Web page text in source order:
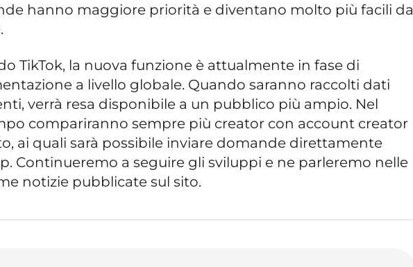
hanno maggiore priorità e diventano molto più facili da
TikTok, la nuova funzione è attualmente in fase di
a livello globale. Quando saranno raccolti dati
verrà resa disponibile a un pubblico più ampio. Nel
compariranno sempre più creator con account creator
ai quali sarà possibile inviare domande direttamente
Continueremo a seguire gli sviluppi e ne parleremo nelle
notizie pubblicate sul sito.